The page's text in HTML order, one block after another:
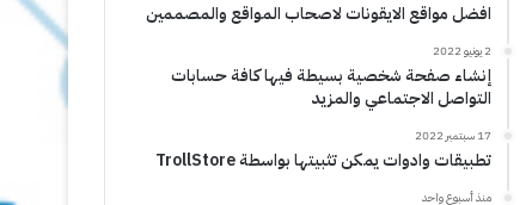
افضل مواقع الايقونات لاصحاب المواقع والمصممين
2 يونيو 2022
إنشاء صفحة شخصية بسيطة فيها كافة حسابات
التواصل الاجتماعي والمزيد
17 سبتمبر 2022
تطبيقات وادوات يمكن تثبيتها بواسطة TrollStore
منذ أسبوع واحد